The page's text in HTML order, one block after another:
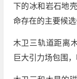
下的冰和岩石地
命存在的主要候选
木卫三轨道距离
巨大引力场包围